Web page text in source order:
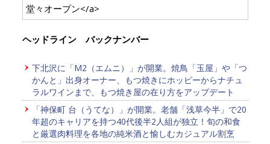
堂々オープン</a>
ヘッドライン バックナンバー
下北沢に「M2（エムニ）」が開業。焼鳥「玉屋」や「つ
かんと」出身オーナー、もつ焼きにホッピーからナチュ
ラルワインまで、もつ焼き屋の在り方をアップデート
「神保町 台（うてな）」が開業。老舗「浅草今半」で20
年超のキャリアを持つ40代後半2人組が独立！旬の和食
と厳選肉料理を各地の純米酒と愉しむカジュアル割烹